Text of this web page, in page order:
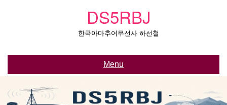
DS5RBJ
한국아마추어무선사 하선철
Menu